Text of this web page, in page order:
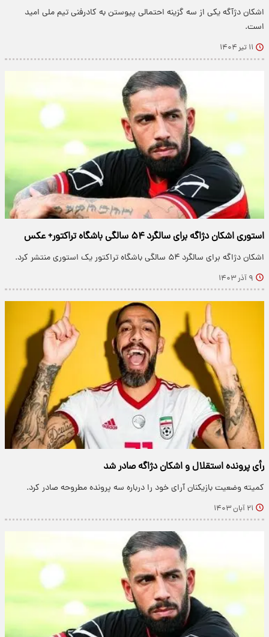
اشکان دژآگه یکی از سه گزینه احتمالی پیوستن به کادرفنی تیم ملی امید
است.
۱۱ تیر ۱۴۰۴
استوری اشکان دژاگه برای سالگرد ۵۴ سالگی باشگاه تراکتور+ عکس
اشکان دژاگه برای سالگرد ۵۴ سالگی باشگاه تراکتور یک استوری منتشر کرد.
۹ آذر ۱۴۰۳
رأی پرونده استقلال و اشکان دژاگه صادر شد
کمیته وضعیت بازیکنان آرای خود را درباره سه پرونده مطروحه صادر کرد.
۲۱ آبان ۱۴۰۳